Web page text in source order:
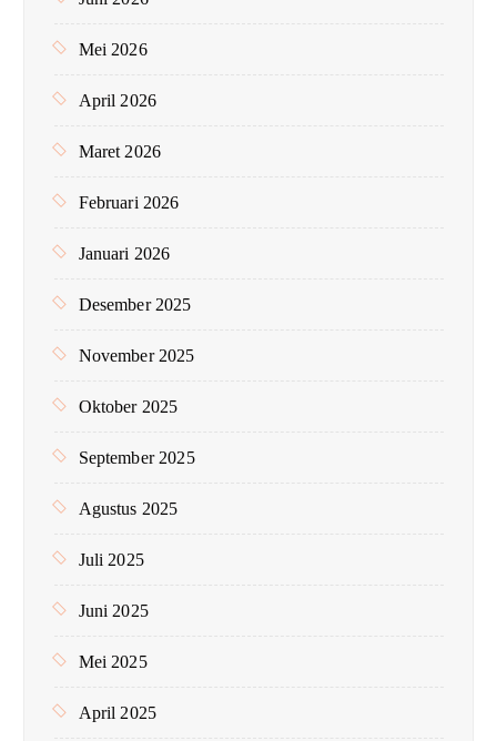
Mei 2026
April 2026
Maret 2026
Februari 2026
Januari 2026
Desember 2025
November 2025
Oktober 2025
September 2025
Agustus 2025
Juli 2025
Juni 2025
Mei 2025
April 2025